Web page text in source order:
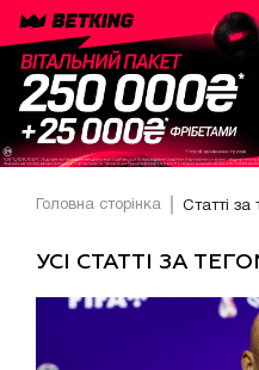
Головна сторінка Статті за
УСІ СТАТТІ ЗА